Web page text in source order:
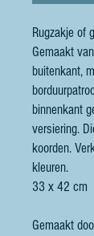
Rugzakje of
Gemaakt
buitenkant,
binnenkant
versiering.
koorden.
kleuren.
33 x 42 cm
Gemaakt